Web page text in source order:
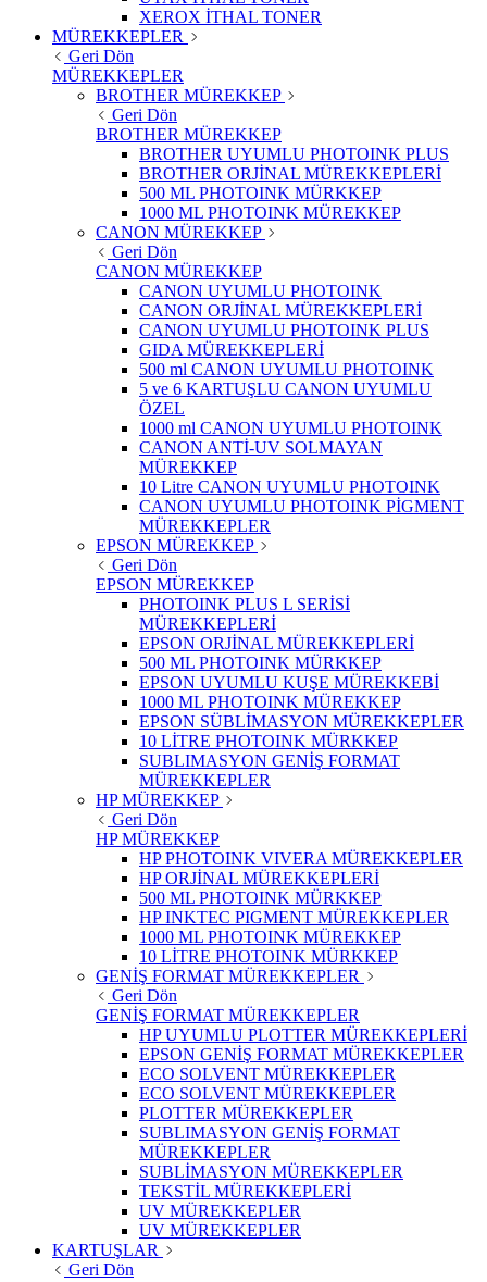
XEROX İTHAL TONER
MÜREKKEPLER
Geri Dön
MÜREKKEPLER
BROTHER MÜREKKEP
Geri Dön
BROTHER MÜREKKEP
BROTHER UYUMLU PHOTOINK PLUS
BROTHER ORJİNAL MÜREKKEPLERİ
500 ML PHOTOINK MÜRKKEP
1000 ML PHOTOINK MÜREKKEP
CANON MÜREKKEP
Geri Dön
CANON MÜREKKEP
CANON UYUMLU PHOTOINK
CANON ORJİNAL MÜREKKEPLERİ
CANON UYUMLU PHOTOINK PLUS
GIDA MÜREKKEPLERİ
500 ml CANON UYUMLU PHOTOINK
5 ve 6 KARTUŞLU CANON UYUMLU
ÖZEL
1000 ml CANON UYUMLU PHOTOINK
CANON ANTİ-UV SOLMAYAN
MÜREKKEP
10 Litre CANON UYUMLU PHOTOINK
CANON UYUMLU PHOTOINK PİGMENT
MÜREKKEPLER
EPSON MÜREKKEP
Geri Dön
EPSON MÜREKKEP
PHOTOINK PLUS L SERİSİ
MÜREKKEPLERİ
EPSON ORJİNAL MÜREKKEPLERİ
500 ML PHOTOINK MÜRKKEP
EPSON UYUMLU KUŞE MÜREKKEBİ
1000 ML PHOTOINK MÜREKKEP
EPSON SÜBLİMASYON MÜREKKEPLER
10 LİTRE PHOTOINK MÜRKKEP
SUBLIMASYON GENİŞ FORMAT
MÜREKKEPLER
HP MÜREKKEP
Geri Dön
HP MÜREKKEP
HP PHOTOINK VIVERA MÜREKKEPLER
HP ORJİNAL MÜREKKEPLERİ
500 ML PHOTOINK MÜRKKEP
HP INKTEC PIGMENT MÜREKKEPLER
1000 ML PHOTOINK MÜREKKEP
10 LİTRE PHOTOINK MÜRKKEP
GENİŞ FORMAT MÜREKKEPLER
Geri Dön
GENİŞ FORMAT MÜREKKEPLER
HP UYUMLU PLOTTER MÜREKKEPLERİ
EPSON GENİŞ FORMAT MÜREKKEPLER
ECO SOLVENT MÜREKKEPLER
ECO SOLVENT MÜREKKEPLER
PLOTTER MÜREKKEPLER
SUBLIMASYON GENİŞ FORMAT
MÜREKKEPLER
SUBLİMASYON MÜREKKEPLER
TEKSTİL MÜREKKEPLERİ
UV MÜREKKEPLER
UV MÜREKKEPLER
KARTUŞLAR
Geri Dön